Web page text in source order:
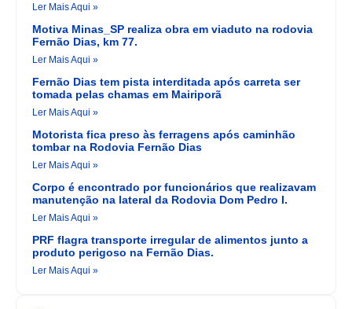
Ler Mais Aqui »
Motiva Minas_SP realiza obra em viaduto na rodovia
Fernão Dias, km 77.
Ler Mais Aqui »
Fernão Dias tem pista interditada após carreta ser
tomada pelas chamas em Mairiporã
Ler Mais Aqui »
Motorista fica preso às ferragens após caminhão
tombar na Rodovia Fernão Dias
Ler Mais Aqui »
Corpo é encontrado por funcionários que realizavam
manutenção na lateral da Rodovia Dom Pedro I.
Ler Mais Aqui »
PRF flagra transporte irregular de alimentos junto a
produto perigoso na Fernão Dias.
Ler Mais Aqui »